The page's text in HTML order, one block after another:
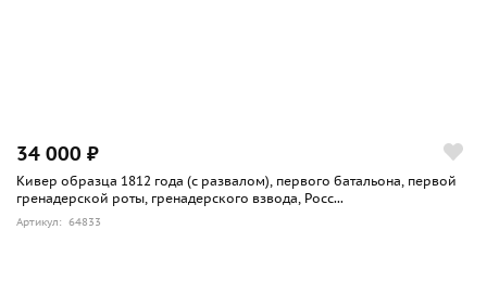
34 000 ₽
Кивер образца 1812 года (с развалом), первого батальона, первой
гренадерской роты, гренадерского взвода, Росс...
Артикул: 64833